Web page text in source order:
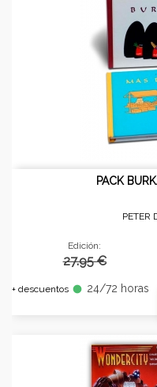
PACK
PETER
Edición:
27.95 €
+ descuentos fiber_manual_record 24/72 horas